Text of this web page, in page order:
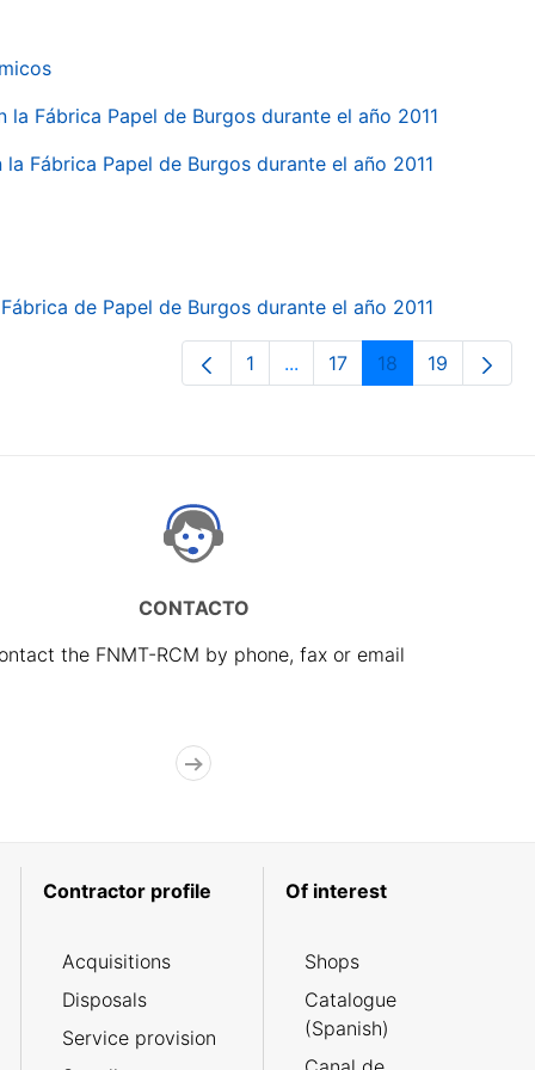
Fábrica Papel de Burgos durante el año 2011
Fábrica Papel de Burgos durante el año 2011
de Papel de Burgos durante el año 2011
Page
1 ...Intermediate Pages Use
Page
17 Page
18 Page
19
CONTACTO
the FNMT-RCM by phone, fax or email
Contractor profile
Acquisitions
Disposals
Service provision
Of interest
Shops
Catalogue
(Spanish)